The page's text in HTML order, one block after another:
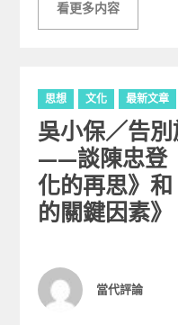
看更多内容
C
a
t
g
o
r
i
思想 文化 最新文章
吳小保／告
——談陳忠登
化的再思》
的關鍵因素》
Author
當代評論